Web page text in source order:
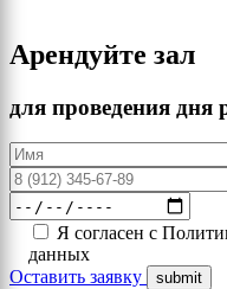
Арендуйте зал
для проведения дня
Я согласен с
данных
Оставить заявку